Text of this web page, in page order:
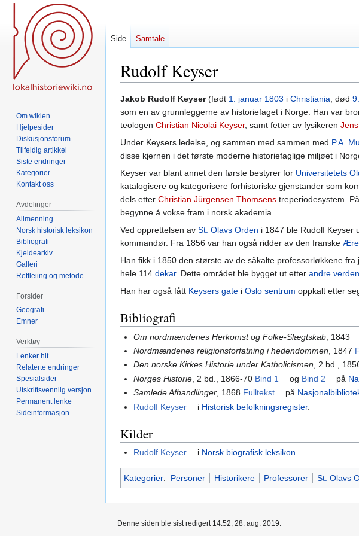
Rudolf Keyser
Hopp
til
navigering
Hopp
til
søk
Jakob Rudolf Keyser(født 1. januar 1803 i Christiania, død
som en av grunnleggerne av historiefaget i Norge. Han var
teologen Christian Nicolai Keyser, samt fetter av fysikeren
Under Keysers ledelse, og sammen med sammen med P.A.
disse kjernen i det første moderne historiefaglige miljøet i
Keyser var blant annet den første bestyrer for Universitetets
katalogisere og kategorisere forhistoriske gjenstander som
dels etter Christian Jürgensen Thomsens treperiodesystem.
begynne å vokse fram i norsk akademia.
Ved opprettelsen av St. Olavs Orden i 1847 ble Rudolf Keyser
kommandør. Fra 1856 var han også ridder av den franske
Han fikk i 1850 den største av de såkalte professorløkkene fra
hele 114 dekar. Dette området ble bygget ut etter andre
Han har også fått Keysers gate i Oslo sentrum oppkalt etter
Bibliografi
Om nordmændenes Herkomst og Folke-Slægtskab , 1843
Nordmændenes religionsforfatning i hedendommen , 1847
Den norske Kirkes Historie under Katholicismen, 2 bd.,
Norges Historie , 2 bd., 1866-70 Bind 1 og Bind 2 på
Samlede Afhandlinger, 1868 Fulltekst på
Rudolf Keyser
i Historisk befolkningsregister.
Kilder
Rudolf Keyser i Norsk biografisk leksikon
Kategorier: Personer Historikere Professorer St. Olavs
Side Samtale
Om wikien
Hjelpesider
Diskusjonsforum
Tilfeldig artikkel
Siste endringer
Kategorier
Kontakt oss
Avdelinger
Allmenning
Norsk historisk leksikon
Bibliografi
Kjeldearkiv
Galleri
Rettleiing og metode
Forsider
Geografi
Emner
Verktøy
Lenker hit
Relaterte endringer
Spesialsider
Utskriftsvennlig versjon
Permanent lenke
Sideinformasjon
Denne siden ble sist redigert 14:52, 28. aug. 2019.